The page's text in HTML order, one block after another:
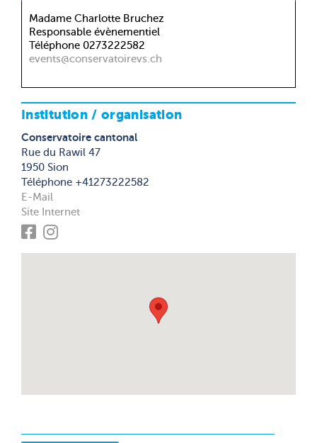
Madame Charlotte Bruchez
Responsable évènementiel
Téléphone 0273222582
events@conservatoirevs.ch
Institution / organisation
Conservatoire cantonal
Rue du Rawil 47
1950 Sion
Téléphone +41273222582
E-Mail
Site Internet